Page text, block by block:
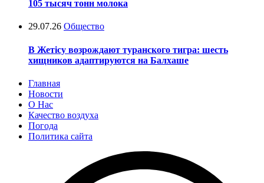
105 тысяч тонн молока
29.07.26 Общество
В Жетісу возрождают туранского тигра: шесть
хищников адаптируются на Балхаше
Главная
Новости
О Нас
Качество воздуха
Погода
Политика сайта